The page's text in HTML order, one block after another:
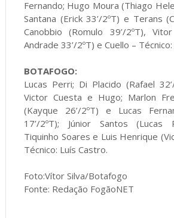
Fernando; Hugo Moura (Thiago
Santana (Erick 33’/2ºT) e Terans
Canobbio (Romulo 39’/2ºT),
Andrade 33’/2ºT) e Cuello –
BOTAFOGO:
Lucas Perri; Di Placido (Rafael
Victor Cuesta e Hugo; Marlon
(Kayque 26’/2ºT) e Lucas
17’/2ºT); Júnior Santos (Lucas
Tiquinho Soares e Luis Henrique
Técnico: Luís Castro.
Foto:Vítor Silva/Botafogo
Fonte: Redação FogãoNET